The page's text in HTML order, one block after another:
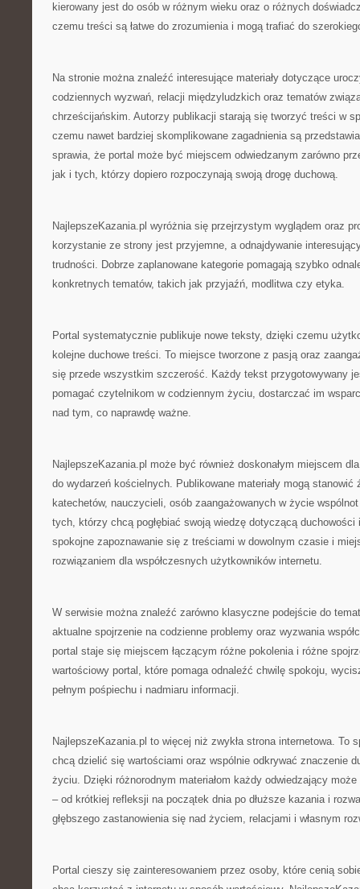
kierowany jest do osób w różnym wieku oraz o różnych
czemu treści są łatwe do zrozumienia i mogą trafiać do
Na stronie można znaleźć interesujące materiały dotyczące
codziennych wyzwań, relacji międzyludzkich oraz tematów
chrześcijańskim. Autorzy publikacji starają się tworzyć treści w
czemu nawet bardziej skomplikowane zagadnienia są
sprawia, że portal może być miejscem odwiedzanym zarówno
jak i tych, którzy dopiero rozpoczynają swoją drogę duchową.
NajlepszeKazania.pl wyróżnia się przejrzystym wyglądem oraz
korzystanie ze strony jest przyjemne, a odnajdywanie
trudności. Dobrze zaplanowane kategorie pomagają szybko
konkretnych tematów, takich jak przyjaźń, modlitwa czy etyka.
Portal systematycznie publikuje nowe teksty, dzięki czemu
kolejne duchowe treści. To miejsce tworzone z pasją oraz
się przede wszystkim szczerość. Każdy tekst przygotowywany
pomagać czytelnikom w codziennym życiu, dostarczać im
nad tym, co naprawdę ważne.
NajlepszeKazania.pl może być również doskonałym miejscem
do wydarzeń kościelnych. Publikowane materiały mogą stanowić
katechetów, nauczycieli, osób zaangażowanych w życie
tych, którzy chcą pogłębiać swoją wiedzę dotyczącą duchowości
spokojne zapoznawanie się z treściami w dowolnym czasie i
rozwiązaniem dla współczesnych użytkowników internetu.
W serwisie można znaleźć zarówno klasyczne podejście do
aktualne spojrzenie na codzienne problemy oraz wyzwania
portal staje się miejscem łączącym różne pokolenia i różne
wartościowy portal, które pomaga odnaleźć chwilę spokoju,
pełnym pośpiechu i nadmiaru informacji.
NajlepszeKazania.pl to więcej niż zwykła strona internetowa. To
chcą dzielić się wartościami oraz wspólnie odkrywać znaczenie
życiu. Dzięki różnorodnym materiałom każdy odwiedzający
– od krótkiej refleksji na początek dnia po dłuższe kazania i
głębszego zastanowienia się nad życiem, relacjami i własnym
Portal cieszy się zainteresowaniem przez osoby, które cenią